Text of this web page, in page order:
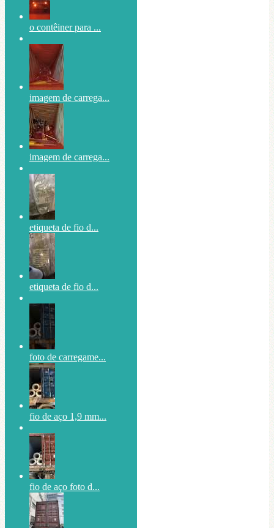
o contêiner para ...
imagem de carrega...
imagem de carrega...
etiqueta de fio d...
etiqueta de fio d...
foto de carregame...
fio de aço 1,9 mm...
fio de aço foto d...